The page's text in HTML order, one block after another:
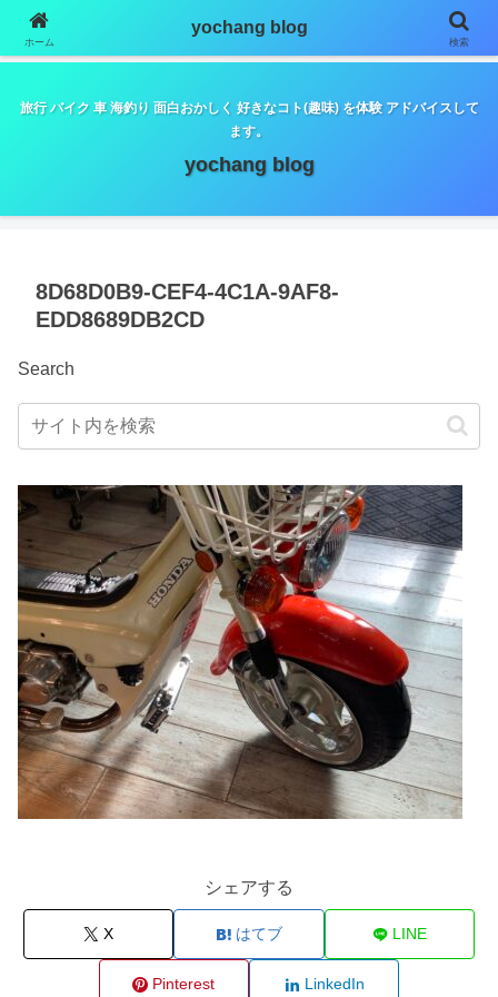
google.com, pub-5798179889932653, DIRECT,
f08c47fec0942fa0
旅行 バイク 車 海釣り 面白おかしく 好きなコト(趣味) を体験 アドバイスして
ます。
yochang blog
8D68D0B9-CEF4-4C1A-9AF8-
EDD8689DB2CD
Search
シェアする
X はてブ LINE
Pinterest LinkedIn
ホーム
yochang blog
検索